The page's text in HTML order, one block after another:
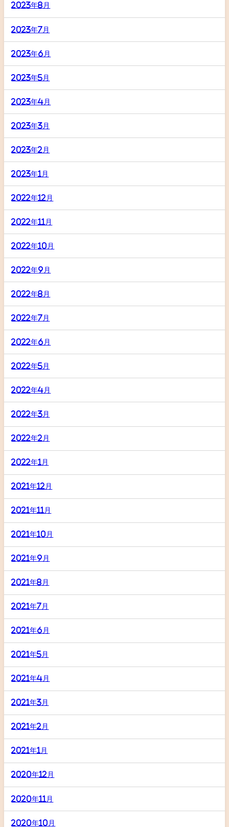
2023年8月
2023年7月
2023年6月
2023年5月
2023年4月
2023年3月
2023年2月
2023年1月
2022年12月
2022年11月
2022年10月
2022年9月
2022年8月
2022年7月
2022年6月
2022年5月
2022年4月
2022年3月
2022年2月
2022年1月
2021年12月
2021年11月
2021年10月
2021年9月
2021年8月
2021年7月
2021年6月
2021年5月
2021年4月
2021年3月
2021年2月
2021年1月
2020年12月
2020年11月
2020年10月